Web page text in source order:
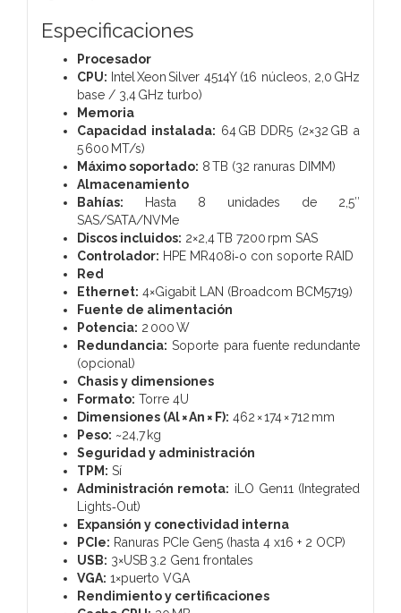
Especificaciones
Procesador
CPU: Intel Xeon Silver 4514Y (16 núcleos, 2,0 GHz
base / 3,4 GHz turbo)
Memoria
Capacidad instalada: 64 GB DDR5 (2×32 GB a
5 600 MT/s)
Máximo soportado: 8 TB (32 ranuras DIMM)
Almacenamiento
Bahías: Hasta 8 unidades de 2,5″
SAS/SATA/NVMe
Discos incluidos: 2×2,4 TB 7200 rpm SAS
Controlador: HPE MR408i‑o con soporte RAID
Red
Ethernet: 4×Gigabit LAN (Broadcom BCM5719)
Fuente de alimentación
Potencia: 2 000 W
Redundancia: Soporte para fuente redundante
(opcional)
Chasis y dimensiones
Formato: Torre 4U
Dimensiones (Al × An × F): 462 × 174 × 712 mm
Peso: ~24,7 kg
Seguridad y administración
TPM: Sí
Administración remota: iLO Gen11 (Integrated
Lights‑Out)
Expansión y conectividad interna
PCIe: Ranuras PCIe Gen5 (hasta 4 x16 + 2 OCP)
USB: 3×USB 3.2 Gen1 frontales
VGA: 1×puerto VGA
Rendimiento y certificaciones